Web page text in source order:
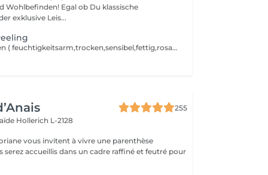
Egal ob Du klassische
exklusive Leis...
Für alle Hauttypen ( feuchtigkeitsarm,trocken,sensibel,fettig,rosacea,narben,misch Haut,ant-Falten) keine Extraktion,kein Waxing vor der Behandlung und keine Sonne 2 Wochen nach der Behandlung. Für ein besseres Ergebnis ist eine Kur von 4 Peelings möglich.Ein Peeling alle 2 Wochen. Bei direkt Zahlung -> 390 anstatt 440,20, inklusive 2 Cremes für die Pflege zu Hause.
255
Hollerich L-2128
vous invitent à vivre une parenthèse